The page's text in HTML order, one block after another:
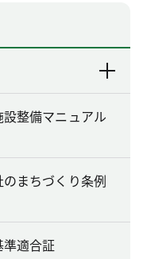
整備マニュアル
のまちづくり条例
適合証